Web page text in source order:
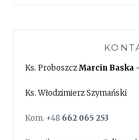
Ks. ProboszczMarcin Baska
Ks. Włodzimierz Szymański
Kom. +48 662 065 253